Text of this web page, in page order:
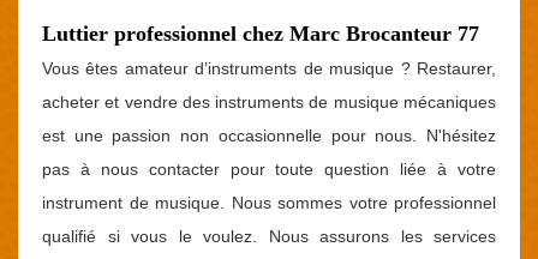
Luttier professionnel chez Marc Brocanteur 77
Vous êtes amateur d’instruments de musique ? Restaurer,
acheter et vendre des instruments de musique mécaniques
est une passion non occasionnelle pour nous. N'hésitez
pas à nous contacter pour toute question liée à votre
instrument de musique. Nous sommes votre professionnel
qualifié si vous le voulez. Nous assurons les services